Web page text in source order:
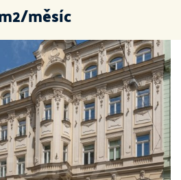
měsíc